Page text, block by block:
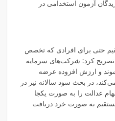
آزمون استخدامی در
حتی برای افرادی که تخصص
تصریح کرد: شرکت‌های سرمایه
و ارزش افزوده عرضه
در بحث سود سالانه نیز در
عدالت را به صورت یکجا
به صورت خرد دریافت